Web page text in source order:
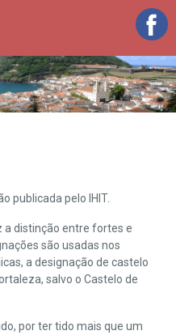
publicada pelo IHIT.
a distinção entre fortes e
são usadas nos
a designação de castelo
salvo o Castelo de
por ter tido mais que um